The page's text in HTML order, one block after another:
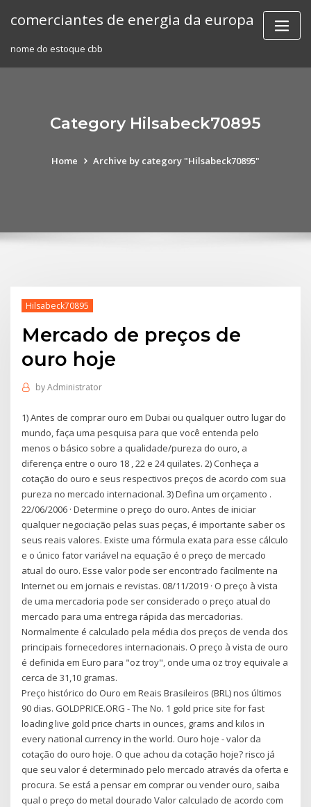
comerciantes de energia da europa
nome do estoque cbb
Category Hilsabeck70895
Home Archive by category "Hilsabeck70895"
Hilsabeck70895
Mercado de preços de
ouro hoje
byAdministrator
1) Antes de comprar ouro em Dubai ou qualquer outro lugar do
mundo, faça uma pesquisa para que você entenda pelo
menos o básico sobre a qualidade/pureza do ouro, a
diferença entre o ouro 18 , 22 e 24 quilates. 2) Conheça a
cotação do ouro e seus respectivos preços de acordo com sua
pureza no mercado internacional. 3) Defina um orçamento .
22/06/2006 · Determine o preço do ouro. Antes de iniciar
qualquer negociação pelas suas peças, é importante saber os
seus reais valores. Existe uma fórmula exata para esse cálculo
e o único fator variável na equação é o preço de mercado
atual do ouro. Esse valor pode ser encontrado facilmente na
Internet ou em jornais e revistas. 08/11/2019 · O preço à vista
de uma mercadoria pode ser considerado o preço atual do
mercado para uma entrega rápida das mercadorias.
Normalmente é calculado pela média dos preços de venda dos
principais fornecedores internacionais. O preço à vista de ouro
é definida em Euro para "oz troy", onde uma oz troy equivale a
cerca de 31,10 gramas.
Preço histórico do Ouro em Reais Brasileiros (BRL) nos últimos
90 dias. GOLDPRICE.ORG - The No. 1 gold price site for fast
loading live gold price charts in ounces, grams and kilos in
every national currency in the world. Ouro hoje - valor da
cotação do ouro hoje. O que achou da cotação hoje? risco já
que seu valor é determinado pelo mercado através da oferta e
procura. Se está a pensar em comprar ou vender ouro, saiba
qual o preço do metal dourado Valor calculado de acordo com